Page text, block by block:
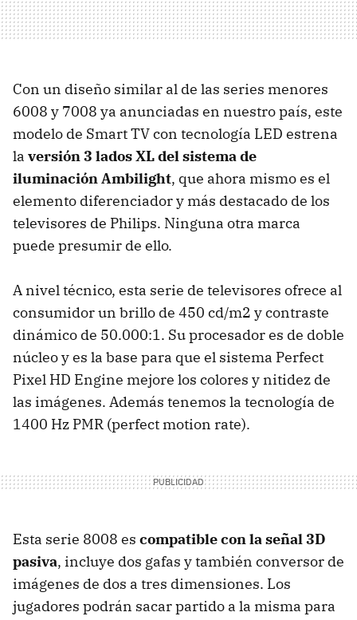
Con un diseño similar al de las series menores
6008 y 7008 ya anunciadas en nuestro país, este
modelo de Smart TV con tecnología LED estrena
la versión 3 lados XL del sistema de
iluminación Ambilight, que ahora mismo es el
elemento diferenciador y más destacado de los
televisores de Philips. Ninguna otra marca
puede presumir de ello.
A nivel técnico, esta serie de televisores ofrece al
consumidor un brillo de 450 cd/m2 y contraste
dinámico de 50.000:1. Su procesador es de doble
núcleo y es la base para que el sistema Perfect
Pixel HD Engine mejore los colores y nitidez de
las imágenes. Además tenemos la tecnología de
1400 Hz PMR (perfect motion rate).
Esta serie 8008 es compatible con la señal 3D
pasiva, incluye dos gafas y también conversor de
imágenes de dos a tres dimensiones. Los
jugadores podrán sacar partido a la misma para